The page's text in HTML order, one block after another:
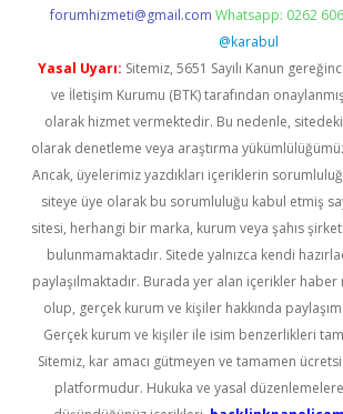
forumhizmeti@gmail.com Whatsapp: 0262
@karabul
Yasal Uyarı: Sitemiz, 5651 Sayılı Kanun
ve İletişim Kurumu (BTK) tarafından
olarak hizmet vermektedir. Bu nedenle,
olarak denetleme veya araştırma
Ancak, üyelerimiz yazdıkları içeriklerin
siteye üye olarak bu sorumluluğu kabul etmiş
sitesi, herhangi bir marka, kurum veya şahıs
bulunmamaktadır. Sitede yalnızca kendi
paylaşılmaktadır. Burada yer alan içerikler haber
olup, gerçek kurum ve kişiler hakkında
Gerçek kurum ve kişiler ile isim benzerlikleri
Sitemiz, kar amacı gütmeyen ve tamamen
platformudur. Hukuka ve yasal düzenlemelere